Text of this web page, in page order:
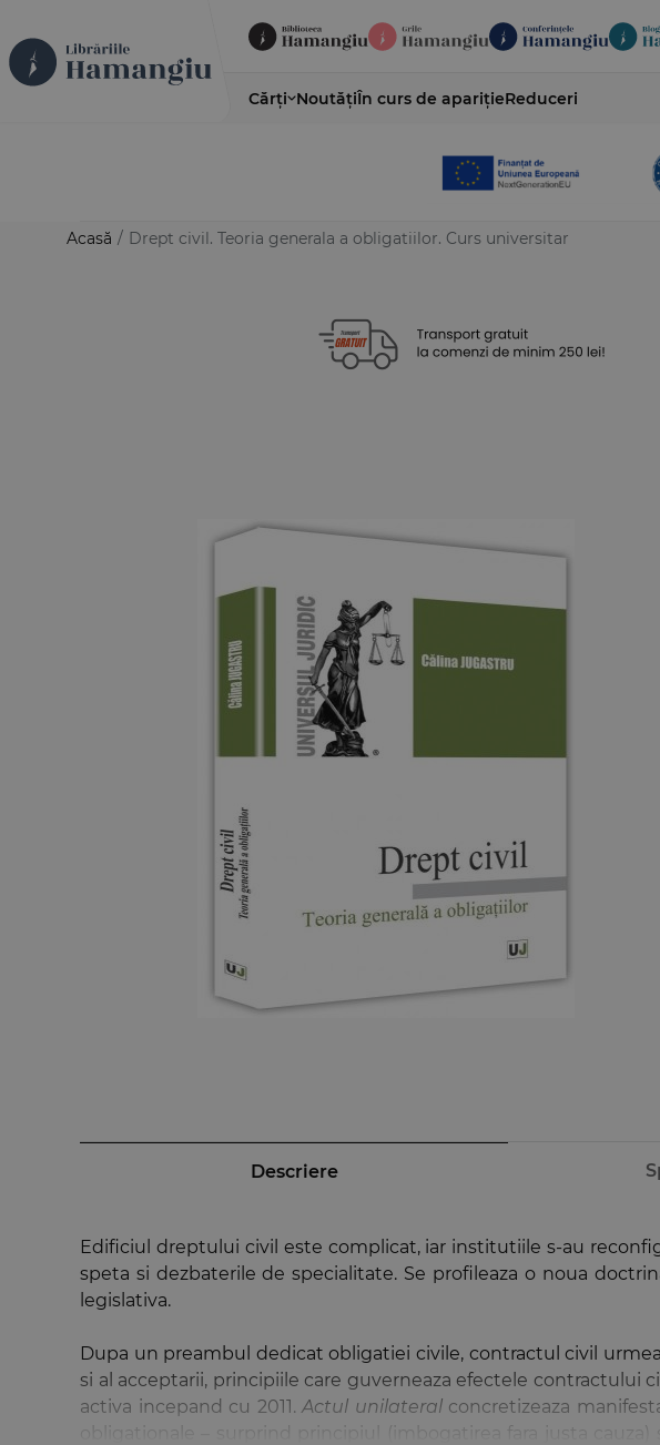
Cărți NoutățiÎn curs de aparițieReduceri
Acasă / Drept civil. Teoria generala a obligatiilor. Curs universitar
Descriere
Edificiul dreptului civil este complicat, iar institutiile s-au
speta si dezbaterile de specialitate. Se profileaza o noua
legislativa.
Dupa un preambul dedicat obligatiei civile, contractul civil
si al acceptarii, principiile care guverneaza efectele
activa incepand cu 2011.Actul unilateralconcretizeaza
obligationale – surprind principiul (imbogatirea fara justa